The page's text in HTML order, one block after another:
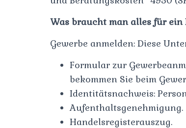
Was braucht man alles für ein
Gewerbe anmelden: Diese
Formular zur
bekommen Sie beim
Identitätsnachweis:
Aufenthaltsgenehmigung.
Handelsregisterauszug.